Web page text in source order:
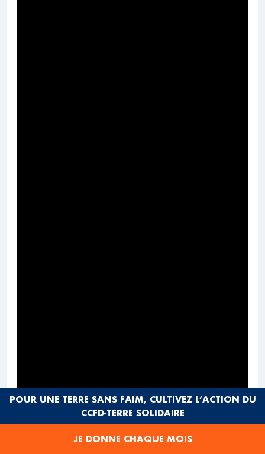
POUR UNE TERRE SANS FAIM, CULTIVEZ L’ACTION DU
CCFD-TERRE SOLIDAIRE
JE DONNE CHAQUE MOIS